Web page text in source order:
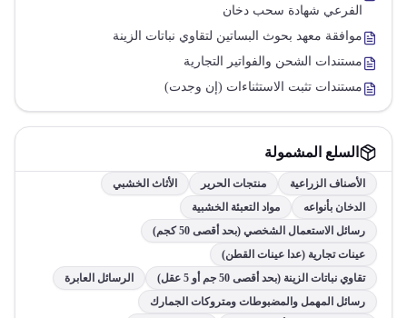
الفرعي شهادة سحب دخان
موافقة معهد بحوث البساتين لتقاوي نباتات الزينة
مستندات الشحن والفواتير التجارية
مستندات تثبت الاستثناءات (إن وجدت)
السلع المشمولة
الأصناف الزراعية منتجات الحرير
الأثاث الخشبي
الدخان بأنواعه
مواد التعبئة الخشبية
رسائل الاستعمال الشخصي (بحد أقصى 50 كجم)
عينات تجارية (عدا عينات القطن)
تقاوي نباتات الزينة (بحد أقصى 50 جم أو 5 عقل)
الرسائل العابرة
رسائل المهمل والمضبوطات ومتروكات الجمارك